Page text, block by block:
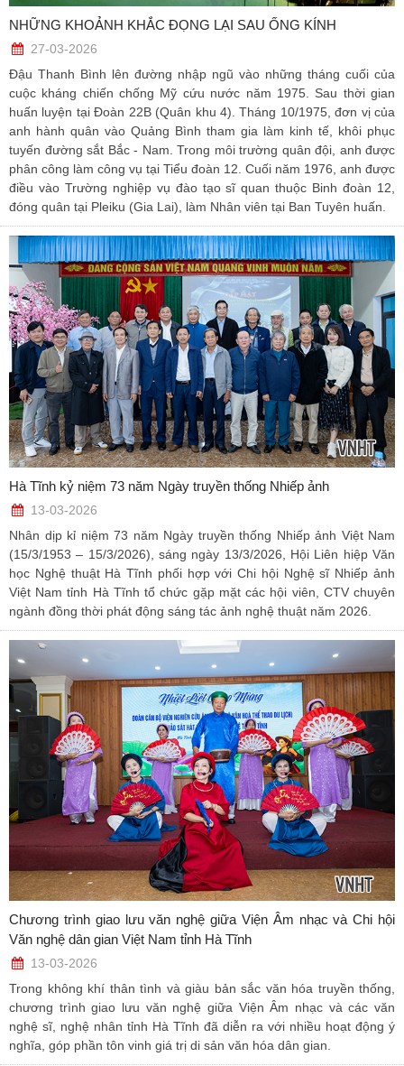
NHỮNG KHOẢNH KHẮC ĐỌNG LẠI SAU ỐNG KÍNH
27-03-2026
Đậu Thanh Bình lên đường nhập ngũ vào những tháng cuối của
cuộc kháng chiến chống Mỹ cứu nước năm 1975. Sau thời gian
huấn luyện tại Đoàn 22B (Quân khu 4). Tháng 10/1975, đơn vị của
anh hành quân vào Quảng Bình tham gia làm kinh tế, khôi phục
tuyến đường sắt Bắc - Nam. Trong môi trường quân đội, anh được
phân công làm công vụ tại Tiểu đoàn 12. Cuối năm 1976, anh được
điều vào Trường nghiệp vụ đào tạo sĩ quan thuộc Binh đoàn 12,
đóng quân tại Pleiku (Gia Lai), làm Nhân viên tại Ban Tuyên huấn.
Hà Tĩnh kỷ niệm 73 năm Ngày truyền thống Nhiếp ảnh
13-03-2026
Nhân dịp kỉ niệm 73 năm Ngày truyền thống Nhiếp ảnh Việt Nam
(15/3/1953 – 15/3/2026), sáng ngày 13/3/2026, Hội Liên hiệp Văn
học Nghệ thuật Hà Tĩnh phối hợp với Chi hội Nghệ sĩ Nhiếp ảnh
Việt Nam tỉnh Hà Tĩnh tổ chức gặp mặt các hội viên, CTV chuyên
ngành đồng thời phát động sáng tác ảnh nghệ thuật năm 2026.
Chương trình giao lưu văn nghệ giữa Viện Âm nhạc và Chi hội
Văn nghệ dân gian Việt Nam tỉnh Hà Tĩnh
13-03-2026
Trong không khí thân tình và giàu bản sắc văn hóa truyền thống,
chương trình giao lưu văn nghệ giữa Viện Âm nhạc và các văn
nghệ sĩ, nghệ nhân tỉnh Hà Tĩnh đã diễn ra với nhiều hoạt động ý
nghĩa, góp phần tôn vinh giá trị di sản văn hóa dân gian.